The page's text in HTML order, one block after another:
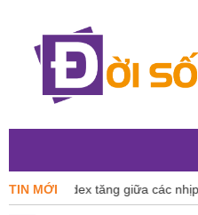
TIN MỚI
Index tăng giữa các nhịp rung